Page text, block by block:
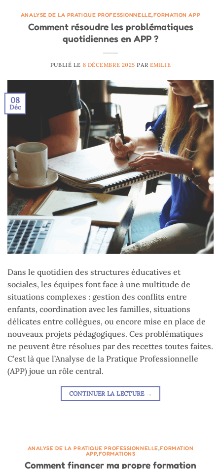
ANALYSE DE LA PRATIQUE PROFESSIONNELLE,FORMATION APP
Comment résoudre les problématiques
quotidiennes en APP ?
PUBLIÉ LE 8 DÉCEMBRE 2025 PAR EMILIE
08
Déc
Dans le quotidien des structures éducatives et
sociales, les équipes font face à une multitude de
situations complexes : gestion des conflits entre
enfants, coordination avec les familles, situations
délicates entre collègues, ou encore mise en place de
nouveaux projets pédagogiques. Ces problématiques
ne peuvent être résolues par des recettes toutes faites.
C’est là que l’Analyse de la Pratique Professionnelle
(APP) joue un rôle central.
CONTINUER LA LECTURE →
ANALYSE DE LA PRATIQUE PROFESSIONNELLE,FORMATION
APP,FORMATIONS
Comment financer ma propre formation